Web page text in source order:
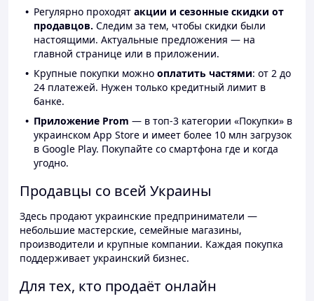
Регулярно проходят акции и сезонные скидки от
продавцов. Следим за тем, чтобы скидки были
настоящими. Актуальные предложения — на
главной странице или в приложении.
Крупные покупки можно оплатить частями: от 2 до
24 платежей. Нужен только кредитный лимит в
банке.
Приложение Prom — в топ-3 категории «Покупки» в
украинском App Store и имеет более 10 млн загрузок
в Google Play. Покупайте со смартфона где и когда
угодно.
Продавцы со всей Украины
Здесь продают украинские предприниматели —
небольшие мастерские, семейные магазины,
производители и крупные компании. Каждая покупка
поддерживает украинский бизнес.
Для тех, кто продаёт онлайн